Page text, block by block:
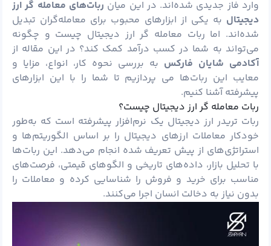
وارد فاز جدیدی شده‌اند. در این میان ربات‌های معامله گر ارز
دیجیتال به یکی از ابزارهای محبوب برای معامله‌گران تبدیل
شده‌اند. اما ربات معامله گر ارز دیجیتال چیست و چگونه
می‌تواند به شما در کسب درآمد کمک کند؟ در این مقاله از
آکادمی شایان فارکس به بررسی نحوه کار، انواع، مزایا و
معایب این ربات‌ها می پردازیم تا شما را با این ابزارهای
پیشرفته آشنا کنیم.
ربات معامله گر ارز دیجیتال چیست؟
ربات تریدر ارز دیجیتال یک نرم‌افزار پیشرفته است که به‌طور
خودکار معاملات ارزهای دیجیتال را بر اساس الگوریتم‌ها و
استراتژی‌های از پیش تعریف شده انجام می‌دهد. این ربات‌ها
با تحلیل بازار، داده‌های تاریخی و الگوهای قیمتی، فرصت‌های
مناسب برای خرید و فروش را شناسایی کرده و معاملات را
بدون نیاز به دخالت انسان اجرا می‌کنند.